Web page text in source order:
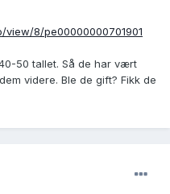
8/pe00000000701901
50 tallet. Så de har vært
videre. Ble de gift? Fikk de